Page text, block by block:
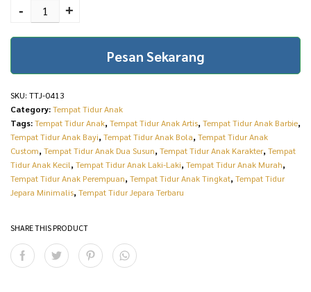
i
w
a
s
:
R
1
4
c
e
:
R
p
1
Tidur Tingkat Anak
Natural Jati Furniture
Jepara TTJ-0413
- +
Pesan Sekarang
SKU: TTJ-0413
Category:Tempat Tidur Anak
Tags:Tempat Tidur Anak, Tempat Tidur Anak Artis, Tempat Tidur Anak Barbie,
Tempat Tidur Anak Bayi, Tempat Tidur Anak Bola, Tempat Tidur Anak
Custom, Tempat Tidur Anak Dua Susun, Tempat Tidur Anak Karakter, Tempat
Tidur Anak Kecil, Tempat Tidur Anak Laki-Laki, Tempat Tidur Anak Murah,
Tempat Tidur Anak Perempuan, Tempat Tidur Anak Tingkat, Tempat Tidur
Jepara Minimalis, Tempat Tidur Jepara Terbaru
SHARE THIS PRODUCT